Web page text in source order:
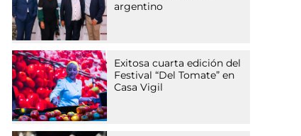
argentino
Exitosa cuarta edición del
Festival “Del Tomate” en
Casa Vigil